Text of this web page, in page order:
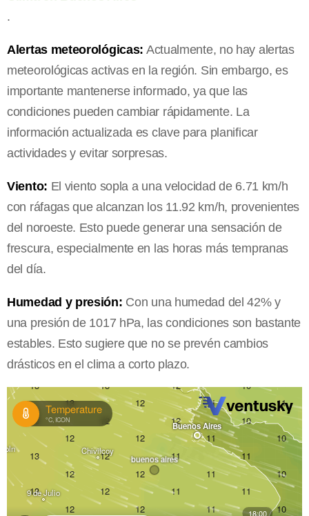
.
Alertas meteorológicas: Actualmente, no hay alertas
meteorológicas activas en la región. Sin embargo, es
importante mantenerse informado, ya que las
condiciones pueden cambiar rápidamente. La
información actualizada es clave para planificar
actividades y evitar sorpresas.
Viento: El viento sopla a una velocidad de 6.71 km/h
con ráfagas que alcanzan los 11.92 km/h, provenientes
del noroeste. Esto puede generar una sensación de
frescura, especialmente en las horas más tempranas
del día.
Humedad y presión: Con una humedad del 42% y
una presión de 1017 hPa, las condiciones son bastante
estables. Esto sugiere que no se prevén cambios
drásticos en el clima a corto plazo.